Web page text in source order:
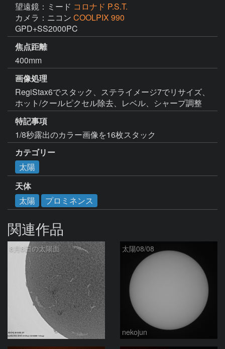
望遠鏡：ミード コロナド P.S.T.
カメラ：ニコン COOLPIX 990
GPD+SS2000PC
焦点距離
400mm
画像処理
RegiStax6でスタック、ステライメージ7でリサイズ、
ホット/クールピクセル除去、レベル、シャープ調整
特記事項
1/8秒露出のカラー画像を16枚スタック
カテゴリー
太陽
天体
太陽
プロミネンス
関連作品
8月8日の太陽面
ta-o
太陽08/08
nekojun